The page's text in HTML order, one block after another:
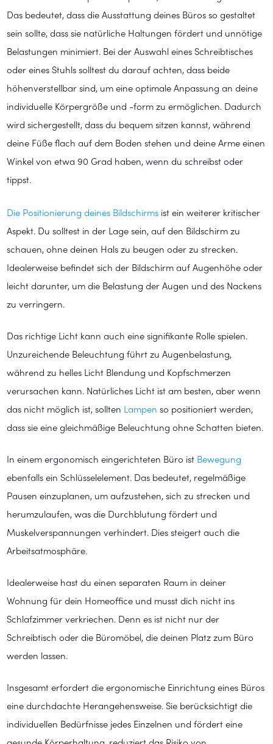
Das bedeutet, dass die Ausstattung deines Büros so gestaltet
sein sollte, dass sie natürliche Haltungen fördert und unnötige
Belastungen minimiert. Bei der Auswahl eines Schreibtisches
oder eines Stuhls solltest du darauf achten, dass beide
höhenverstellbar sind, um eine optimale Anpassung an deine
individuelle Körpergröße und -form zu ermöglichen. Dadurch
wird sichergestellt, dass du bequem sitzen kannst, während
deine Füße flach auf dem Boden stehen und deine Arme einen
Winkel von etwa 90 Grad haben, wenn du schreibst oder
tippst.
Die Positionierung deines Bildschirms ist ein weiterer kritischer
Aspekt. Du solltest in der Lage sein, auf den Bildschirm zu
schauen, ohne deinen Hals zu beugen oder zu strecken.
Idealerweise befindet sich der Bildschirm auf Augenhöhe oder
leicht darunter, um die Belastung der Augen und des Nackens
zu verringern.
Das richtige Licht kann auch eine signifikante Rolle spielen.
Unzureichende Beleuchtung führt zu Augenbelastung,
während zu helles Licht Blendung und Kopfschmerzen
verursachen kann. Natürliches Licht ist am besten, aber wenn
das nicht möglich ist, sollten Lampen so positioniert werden,
dass sie eine gleichmäßige Beleuchtung ohne Schatten bieten.
In einem ergonomisch eingerichteten Büro ist Bewegung
ebenfalls ein Schlüsselelement. Das bedeutet, regelmäßige
Pausen einzuplanen, um aufzustehen, sich zu strecken und
herumzulaufen, was die Durchblutung fördert und
Muskelverspannungen verhindert. Dies steigert auch die
Arbeitsatmosphäre.
Idealerweise hast du einen separaten Raum in deiner
Wohnung für dein Homeoffice und musst dich nicht ins
Schlafzimmer verkriechen. Denn es ist nicht nur der
Schreibtisch oder die Büromöbel, die deinen Platz zum Büro
werden lassen.
Insgesamt erfordert die ergonomische Einrichtung eines Büros
eine durchdachte Herangehensweise. Sie berücksichtigt die
individuellen Bedürfnisse jedes Einzelnen und fördert eine